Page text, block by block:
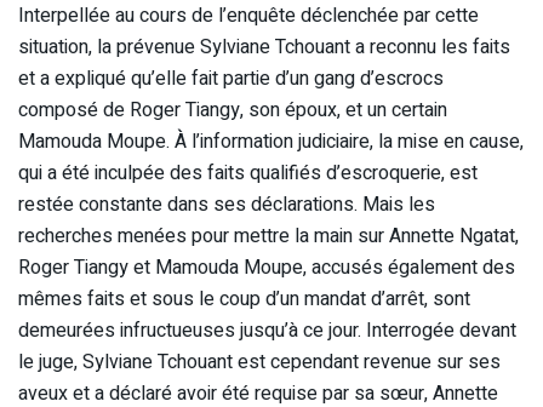
Interpellée au cours de l’enquête déclenchée par cette
situation, la prévenue Sylviane Tchouant a reconnu les faits
et a expliqué qu’elle fait partie d’un gang d’escrocs
composé de Roger Tiangy, son époux, et un certain
Mamouda Moupe. À l’information judiciaire, la mise en cause,
qui a été inculpée des faits qualifiés d’escroquerie, est
restée constante dans ses déclarations. Mais les
recherches menées pour mettre la main sur Annette Ngatat,
Roger Tiangy et Mamouda Moupe, accusés également des
mêmes faits et sous le coup d’un mandat d’arrêt, sont
demeurées infructueuses jusqu’à ce jour. Interrogée devant
le juge, Sylviane Tchouant est cependant revenue sur ses
aveux et a déclaré avoir été requise par sa sœur, Annette